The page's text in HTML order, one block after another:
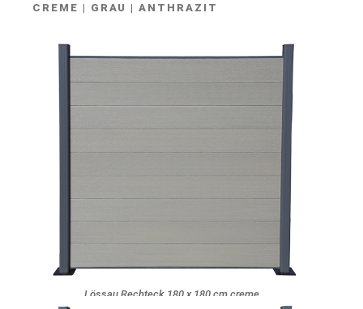
CREME | GRAU | ANTHRAZIT
Lössau Rechteck 180 x 180 cm creme